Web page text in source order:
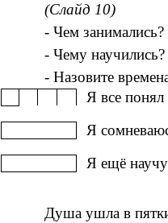
(Слайд 10)
- Чем занимались?
- Чему научились?
- Назовите
Я все понял
Я
Я ещё
Душа ушла в